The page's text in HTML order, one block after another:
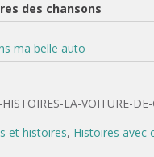
des chansons
ma belle auto
LA-VOITURE-
et histoires, Histoires avec